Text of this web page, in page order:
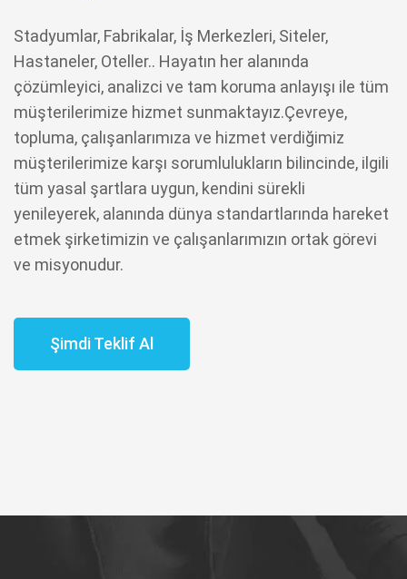
Stadyumlar, Fabrikalar, İş Merkezleri, Siteler,
Hastaneler, Oteller.. Hayatın her alanında
çözümleyici, analizci ve tam koruma anlayışı ile tüm
müşterilerimize hizmet sunmaktayız.Çevreye,
topluma, çalışanlarımıza ve hizmet verdiğimiz
müşterilerimize karşı sorumlulukların bilincinde, ilgili
tüm yasal şartlara uygun, kendini sürekli
yenileyerek, alanında dünya standartlarında hareket
etmek şirketimizin ve çalışanlarımızın ortak görevi
ve misyonudur.
Şimdi Teklif Al